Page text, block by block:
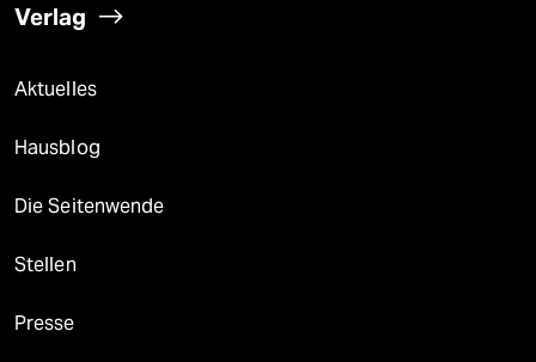
Verlag
Aktuelles
Hausblog
Die Seitenwende
Stellen
Presse